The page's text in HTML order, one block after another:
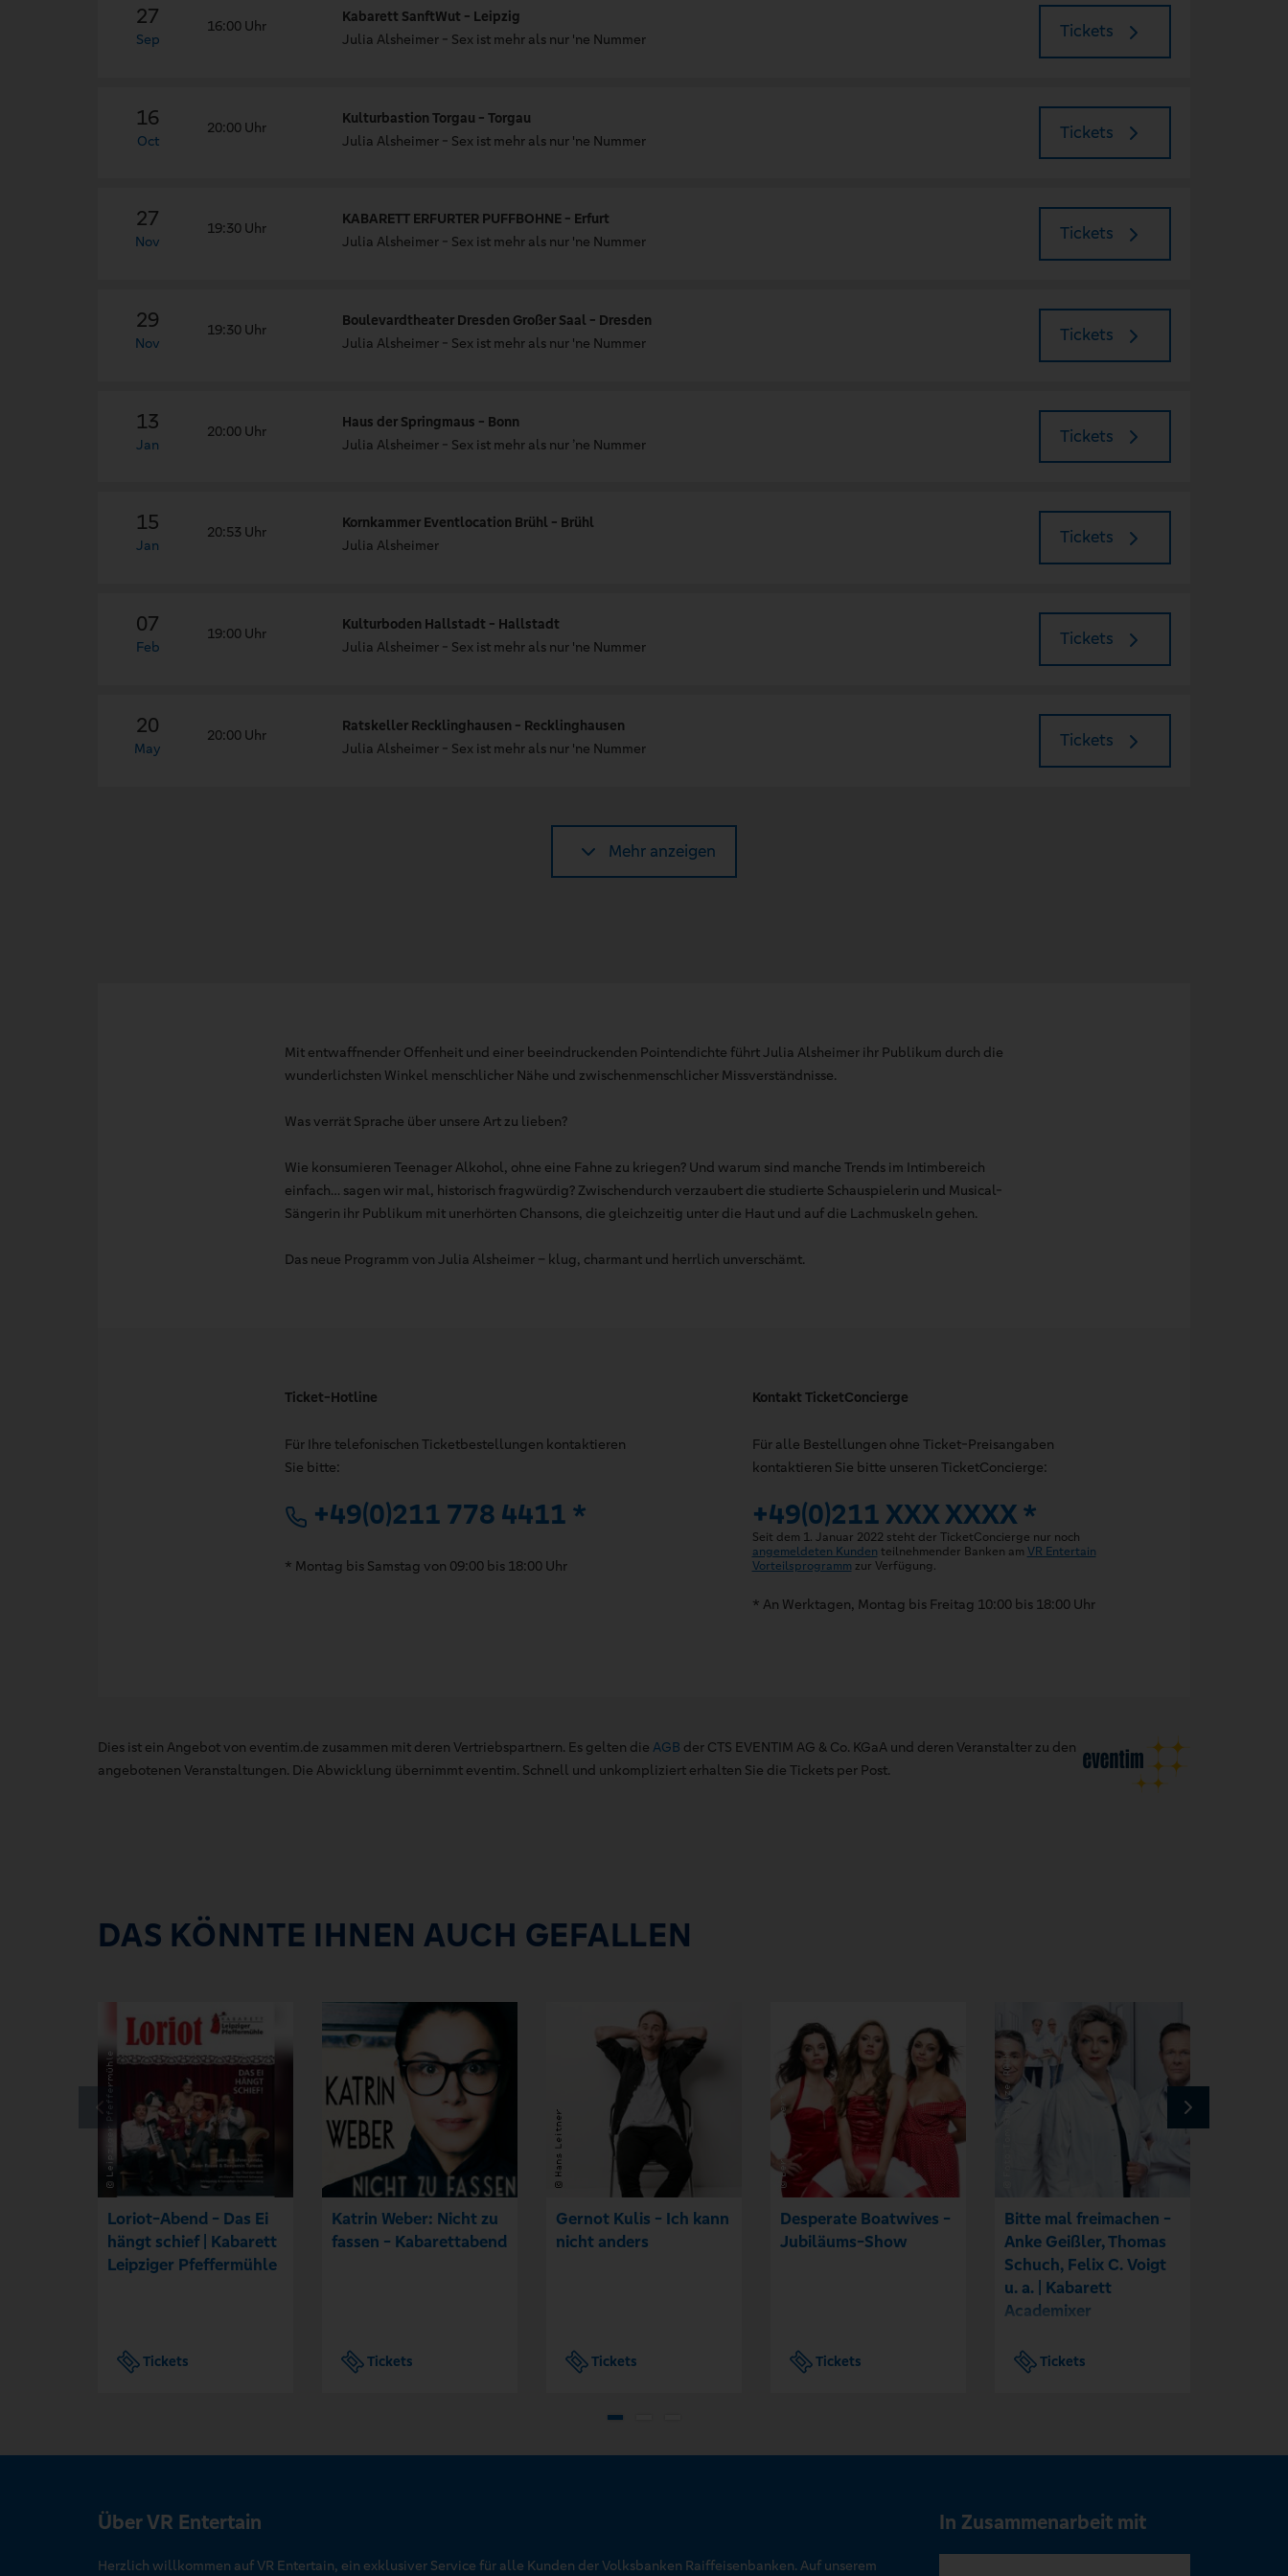
27
Sep
16:00 Uhr
Kabarett SanftWut - Leipzig
Julia Alsheimer - Sex ist mehr als nur 'ne Nummer
Tickets
16
Oct
20:00 Uhr
Kulturbastion Torgau - Torgau
Julia Alsheimer - Sex ist mehr als nur 'ne Nummer
Tickets
27
Nov
19:30 Uhr
KABARETT ERFURTER PUFFBOHNE - Erfurt
Julia Alsheimer - Sex ist mehr als nur 'ne Nummer
Tickets
29
Nov
19:30 Uhr
Boulevardtheater Dresden Großer Saal - Dresden
Julia Alsheimer - Sex ist mehr als nur 'ne Nummer
Tickets
13
Jan
20:00 Uhr
Haus der Springmaus - Bonn
Julia Alsheimer - Sex ist mehr als nur ’ne Nummer
Tickets
15
Jan
20:53 Uhr
Kornkammer Eventlocation Brühl - Brühl
Julia Alsheimer
Tickets
07
Feb
19:00 Uhr
Kulturboden Hallstadt - Hallstadt
Julia Alsheimer - Sex ist mehr als nur 'ne Nummer
Tickets
20
May
20:00 Uhr
Ratskeller Recklinghausen - Recklinghausen
Julia Alsheimer - Sex ist mehr als nur 'ne Nummer
Tickets
Mehr anzeigen
Mit entwaffnender Offenheit und einer beeindruckenden Pointendichte führt Julia Alsheimer ihr Publikum durch die
wunderlichsten Winkel menschlicher Nähe und zwischenmenschlicher Missverständnisse.
Was verrät Sprache über unsere Art zu lieben?
Wie konsumieren Teenager Alkohol, ohne eine Fahne zu kriegen? Und warum sind manche Trends im Intimbereich
einfach… sagen wir mal, historisch fragwürdig? Zwischendurch verzaubert die studierte Schauspielerin und Musical-
Sängerin ihr Publikum mit unerhörten Chansons, die gleichzeitig unter die Haut und auf die Lachmuskeln gehen.
Das neue Programm von Julia Alsheimer – klug, charmant und herrlich unverschämt.
Ticket-Hotline
Für Ihre telefonischen Ticketbestellungen kontaktieren
Sie bitte:
+49(0)211 778 4411 *
* Montag bis Samstag von 09:00 bis 18:00 Uhr
Kontakt TicketConcierge
Für alle Bestellungen ohne Ticket-Preisangaben
kontaktieren Sie bitte unseren TicketConcierge:
+49(0)211 XXX XXXX *
Seit dem 1. Januar 2022 steht der TicketConcierge nur noch
angemeldeten Kunden teilnehmender Banken am VR Entertain
Vorteilsprogramm zur Verfügung.
* An Werktagen, Montag bis Freitag 10:00 bis 18:00 Uhr
Dies ist ein Angebot von eventim.de zusammen mit deren Vertriebspartnern. Es gelten die AGB der CTS EVENTIM AG & Co. KGaA und deren Veranstalter zu den
angebotenen Veranstaltungen. Die Abwicklung übernimmt eventim. Schnell und unkompliziert erhalten Sie die Tickets per Post.
DAS KÖNNTE IHNEN AUCH GEFALLEN
Loriot-Abend - Das Ei
hängt schief | Kabarett
Leipziger Pfeffermühle
Tickets
Katrin Weber: Nicht zu
fassen - Kabarettabend
Tickets
Gernot Kulis - Ich kann
nicht anders
Tickets
Desperate Boatwives -
Jubiläums-Show
Tickets
Bitte mal freimachen -
Anke Geißler, Thomas
Schuch, Felix C. Voigt
u. a. | Kabarett
Academixer
Tickets
Über VR Entertain
Herzlich willkommen auf VR Entertain, ein exklusiver Service für alle Kunden der Volksbanken Raiffeisenbanken. Auf unserem
In Zusammenarbeit mit